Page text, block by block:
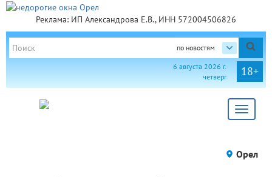
Реклама: ИП Александрова Е.В., ИНН 572004506826
по новостям
18+
6 августа 2026 г.
четверг
Toggle
Орел